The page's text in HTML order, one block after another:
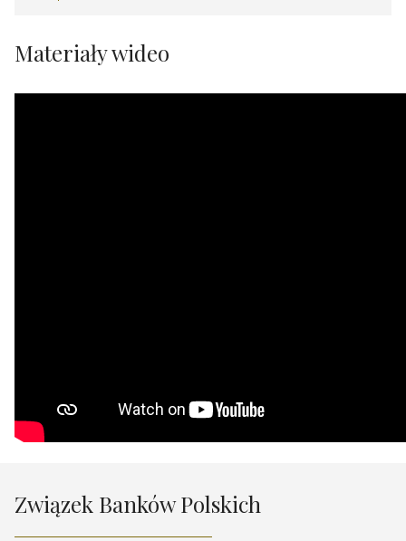
Materiały wideo
Związek Banków Polskich